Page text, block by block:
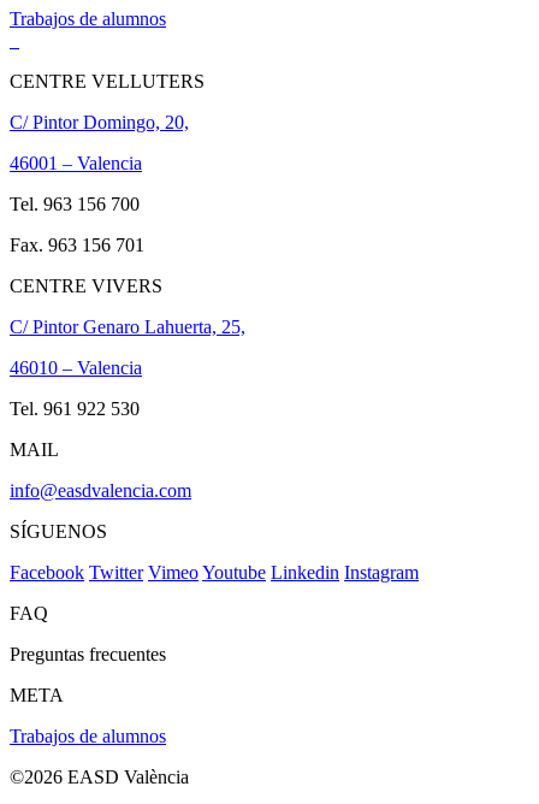
Trabajos de alumnos
CENTRE VELLUTERS
C/ Pintor Domingo, 20,
46001 – Valencia
Tel. 963 156 700
Fax. 963 156 701
CENTRE VIVERS
C/ Pintor Genaro Lahuerta, 25,
46010 – Valencia
Tel. 961 922 530
MAIL
info@easdvalencia.com
SÍGUENOS
Facebook Twitter VimeoYoutube Linkedin Instagram
FAQ
Preguntas frecuentes
META
Trabajos de alumnos
©2026 EASD València